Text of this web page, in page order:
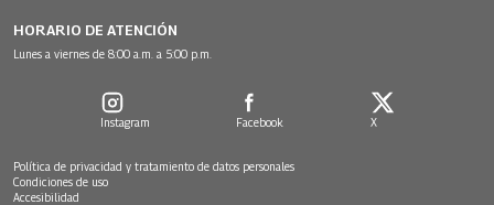
HORARIO DE ATENCIÓN
Lunes a viernes de 8:00 a.m. a 5:00 p.m.
Instagram Facebook X
Política de privacidad y tratamiento de datos personales
Condiciones de uso
Accesibilidad